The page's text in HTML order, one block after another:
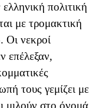
πολιτική
με τρομακτική
Οι νεκροί
επέλεξαν,
τους γεμίζει με
μιλούν στο όνομά